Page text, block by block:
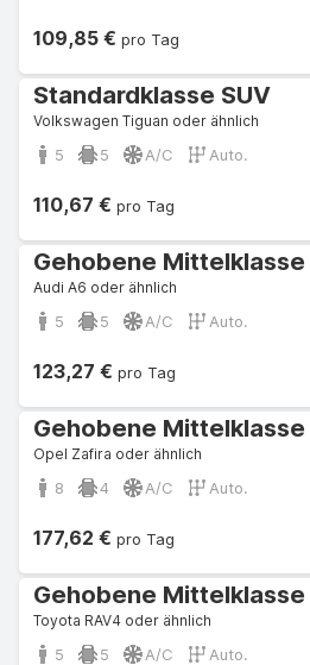
109,85 € pro Tag
Standardklasse SUV
Volkswagen Tiguan oder ähnlich
5 5 A/C Auto.
110,67 € pro Tag
Gehobene Mittelklasse
Audi A6 oder ähnlich
5 5 A/C Auto.
123,27 € pro Tag
Gehobene Mittelklasse
Opel Zafira oder ähnlich
8 4 A/C Auto.
177,62 € pro Tag
Gehobene Mittelklasse
Toyota RAV4 oder ähnlich
5 5 A/C Auto.